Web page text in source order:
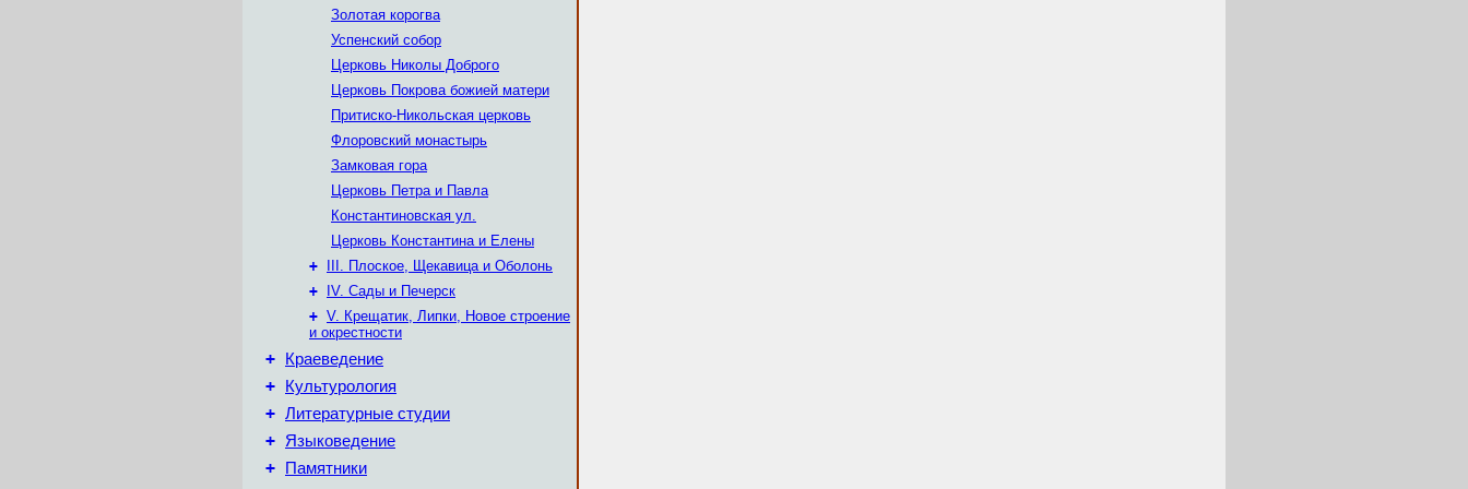
Золотая корогва
Успенский собор
Церковь Николы Доброго
Церковь Покрова божией матери
Притиско-Никольская церковь
Флоровский монастырь
Замковая гора
Церковь Петра и Павла
Константиновская ул.
Церковь Константина и Елены
+
III. Плоское, Щекавица и Оболонь
+
IV. Сады и Печерск
+ V. Крещатик, Липки, Новое строение
и окрестности
+ Краеведение
+ Культурология
+ Литературные студии
+ Языковедение
+ Памятники